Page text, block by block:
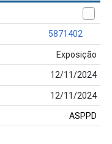
5871402
Exposição
12/11/2024
12/11/2024
ASPPD